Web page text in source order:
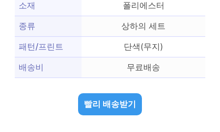
소재 폴리에스터
종류 상하의 세트
패턴/프린트 단색(무지)
배송비 무료배송
빨리 배송받기